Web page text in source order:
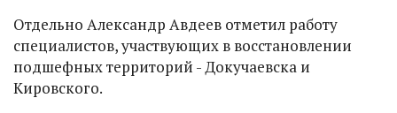
Отдельно Александр Авдеев отметил работу
специалистов, участвующих в восстановлении
подшефных территорий - Докучаевска и
Кировского.